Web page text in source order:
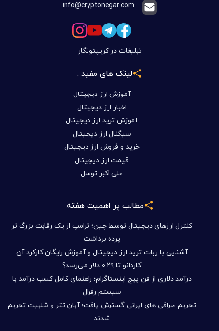
info@cryptonegar.com
تبلیغات در کریپتونگار
لینک های مفید :
آموزش ارز دیجیتال
اخبار ارز دیجیتال
آموزش ترید ارز دیجیتال
سیگنال ارز دیجیتال
خرید و فروش ارز دیجیتال
قیمت ارز دیجیتال
علی اکبر توسل
مطالب پر اهمیت هفته:
کنترل ارزهای دیجیتال توسط چین؛ ترامپ از یک رقابت بزرگ تر
پرده برداشت
آشنایی با ربات ترید ارز دیجیتال و آموزش رایگان کارکرد آن
کاردانو تا ۰.۲۹ دلار می‌رسد؟
درآمد دلاری از فن پیج اینستاگرام؛ راهنمای کامل کسب درآمد با
سیستم رفرال
تحریم صرافی های ایرانی گسترش یافت؛ آبان تتر و شلبیت تحریم
شدند